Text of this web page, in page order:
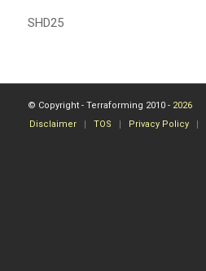
SHD25
© Copyright - Terraforming 2010 - 2026
Disclaimer
TOS Privacy Policy